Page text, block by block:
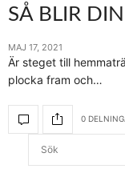
SÅ BLIR
MAJ 17, 2021
Är steget till
plocka fram och…
0